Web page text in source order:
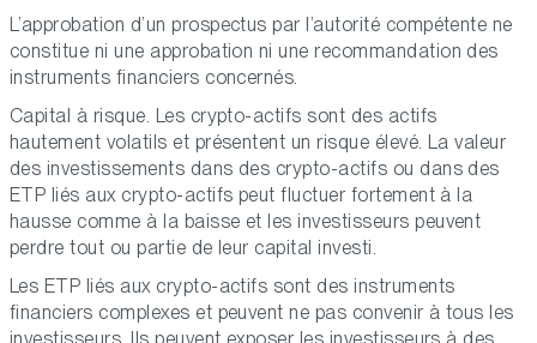
L’approbation d’un prospectus par l’autorité compétente ne
constitue ni une approbation ni une recommandation des
instruments financiers concernés.
Capital à risque. Les crypto-actifs sont des actifs
hautement volatils et présentent un risque élevé. La valeur
des investissements dans des crypto-actifs ou dans des
ETP liés aux crypto-actifs peut fluctuer fortement à la
hausse comme à la baisse et les investisseurs peuvent
perdre tout ou partie de leur capital investi.
Les ETP liés aux crypto-actifs sont des instruments
financiers complexes et peuvent ne pas convenir à tous les